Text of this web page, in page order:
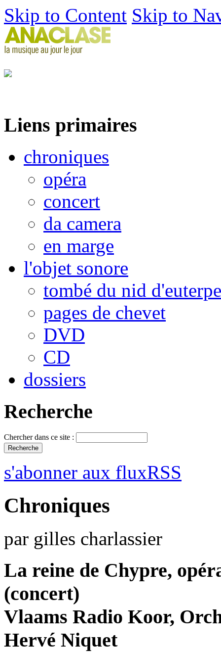
Skip to Content Skip to
Liens primaires
chroniques
opéra
concert
da camera
en marge
l'objet sonore
tombé du nid d'euterpe
pages de chevet
DVD
CD
dossiers
Recherche
Chercher dans ce site :
s'abonner aux fluxRSS
Chroniques
par gilles charlassier
La reine de Chypre,
(concert)
Vlaams Radio Koor,
Hervé Niquet